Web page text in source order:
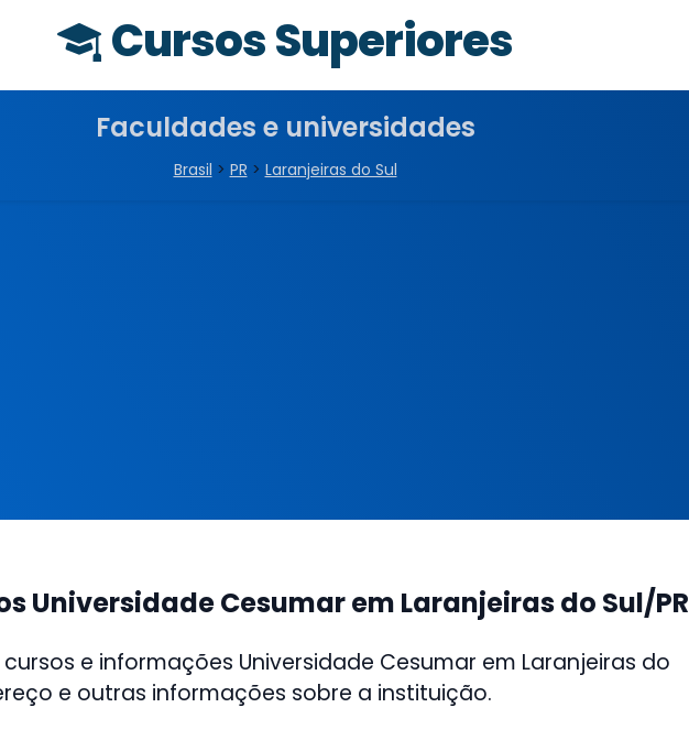
Cursos Superiores
Faculdades e universidades
Brasil > PR > Laranjeiras do Sul
Universidade Cesumar em Laranjeiras do Sul/PR
e informações Universidade Cesumar em Laranjeiras do
e outras informações sobre a instituição.